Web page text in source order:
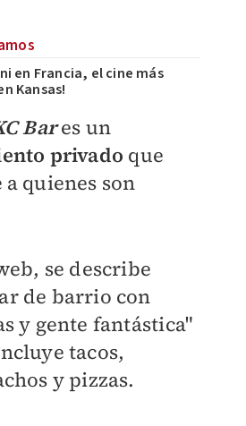
en Francia, el cine más
Kansas!
Bares un
privado que
quienes son
se describe
de barrio con
y gente fantástica"
tacos,
y pizzas.